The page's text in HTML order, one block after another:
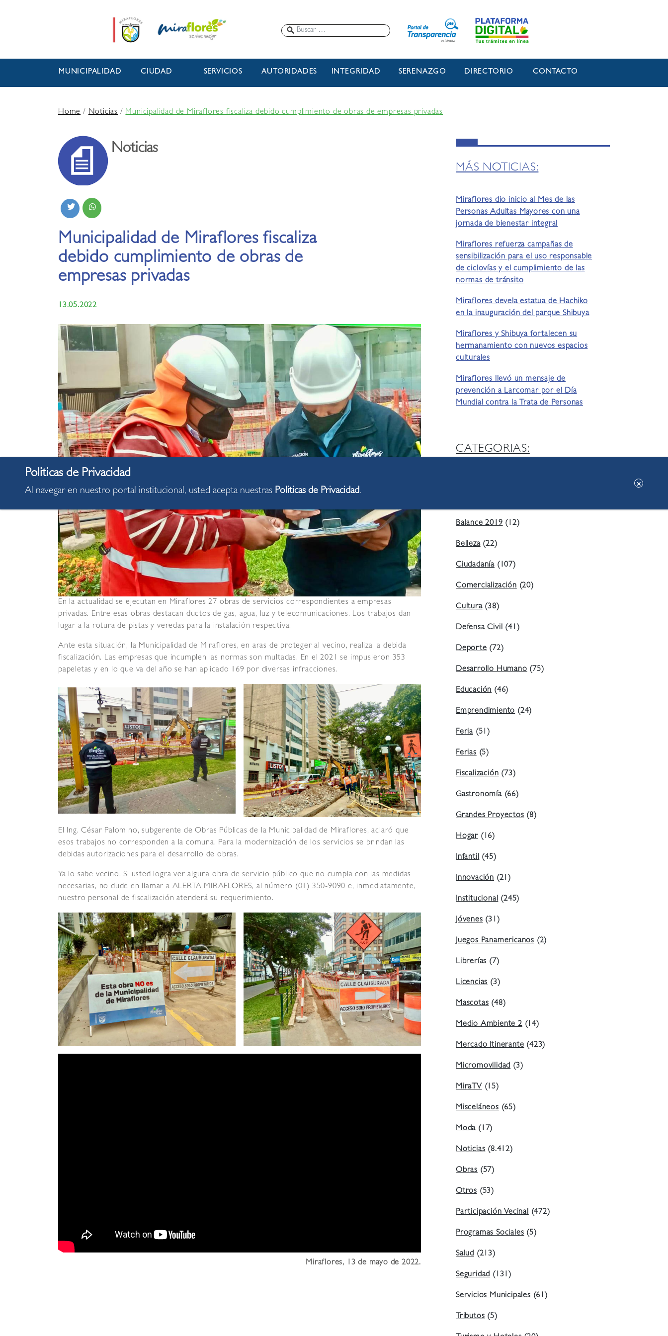
MUNICIPALIDAD CIUDAD SERVICIOS AUTORIDADES INTEGRIDAD SERENAZGO DIRECTORIO CONTACTO
Home/Noticias /Municipalidad de Miraflores fiscaliza debido cumplimiento de obras de empresas privadas
Noticias
Municipalidad de Miraflores fiscaliza
debido cumplimiento de obras de
empresas privadas
13.05.2022
En la actualidad se ejecutan en Miraflores 27 obras de servicios correspondientes a empresas
privadas. Entre esas obras destacan ductos de gas, agua, luz y telecomunicaciones. Los trabajos dan
lugar a la rotura de pistas y veredas para la instalación respectiva.
Ante esta situación, la Municipalidad de Miraflores, en aras de proteger al vecino, realiza la debida
fiscalización. Las empresas que incumplen las normas son multadas. En el 2021 se impusieron 353
papeletas y en lo que va del año se han aplicado 169 por diversas infracciones.
El Ing. César Palomino, subgerente de Obras Públicas de la Municipalidad de Miraflores, aclaró que
esos trabajos no corresponden a la comuna. Para la modernización de los servicios se brindan las
debidas autorizaciones para el desarrollo de obras.
Ya lo sabe vecino. Si usted logra ver alguna obra de servicio público que no cumpla con las medidas
necesarias, no dude en llamar a ALERTA MIRAFLORES, al número (01) 350-9090 e, inmediatamente,
nuestro personal de fiscalización atenderá su requerimiento.
Miraflores, 13 de mayo de 2022.
MÁS NOTICIAS:
Miraflores dio inicio al Mes de las
Personas Adultas Mayores con una
jornada de bienestar integral
Miraflores refuerza campañas de
sensibilización para el uso responsable
de ciclovías y el cumplimiento de las
normas de tránsito
Miraflores devela estatua de Hachiko
en la inauguración del parque Shibuya
Miraflores y Shibuya fortalecen su
hermanamiento con nuevos espacios
culturales
Miraflores llevó un mensaje de
prevención a Larcomar por el Día
Mundial contra la Trata de Personas
CATEGORIAS:
Balance 2019(12)
Belleza(22)
Ciudadanía (107)
Comercialización(20)
Cultura(38)
Defensa Civil(41)
Deporte(72)
Desarrollo Humano(75)
Educación(46)
Emprendimiento(24)
Feria (51)
Ferias(5)
Fiscalización(73)
Gastronomía(66)
Grandes Proyectos(8)
Hogar (16)
Infantil(45)
Innovación (21)
Institucional(245)
Jóvenes(31)
Juegos Panamericanos (2)
Librerías(7)
Licencias(3)
Mascotas(48)
Medio Ambiente 2(14)
Mercado Itinerante(423)
Micromovilidad(3)
MiraTV(15)
Misceláneos(65)
Moda(17)
Noticias(8.412)
Obras (57)
Otros (53)
Participación Vecinal(472)
Programas Sociales(5)
Salud (213)
Seguridad(131)
Servicios Municipales(61)
Tributos(5)
Al navegar en nuestro portal institucional, usted acepta nuestras Politicas de Privacidad.